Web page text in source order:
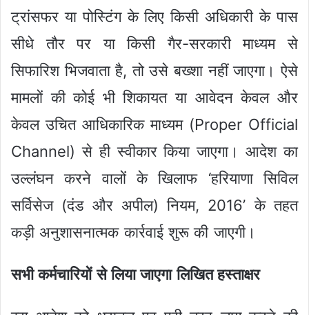
ट्रांसफर या पोस्टिंग के लिए किसी अधिकारी के पास
सीधे तौर पर या किसी गैर-सरकारी माध्यम से
सिफारिश भिजवाता है, तो उसे बख्शा नहीं जाएगा। ऐसे
मामलों की कोई भी शिकायत या आवेदन केवल और
केवल उचित आधिकारिक माध्यम (Proper Official
Channel) से ही स्वीकार किया जाएगा। आदेश का
उल्लंघन करने वालों के खिलाफ ‘हरियाणा सिविल
सर्विसेज (दंड और अपील) नियम, 2016’ के तहत
कड़ी अनुशासनात्मक कार्रवाई शुरू की जाएगी।
सभी कर्मचारियों से लिया जाएगा लिखित हस्ताक्षर